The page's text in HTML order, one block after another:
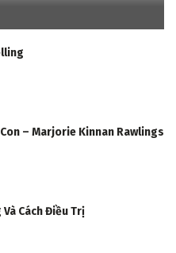
Con – Marjorie Kinnan Rawlings
Và Cách Điều Trị